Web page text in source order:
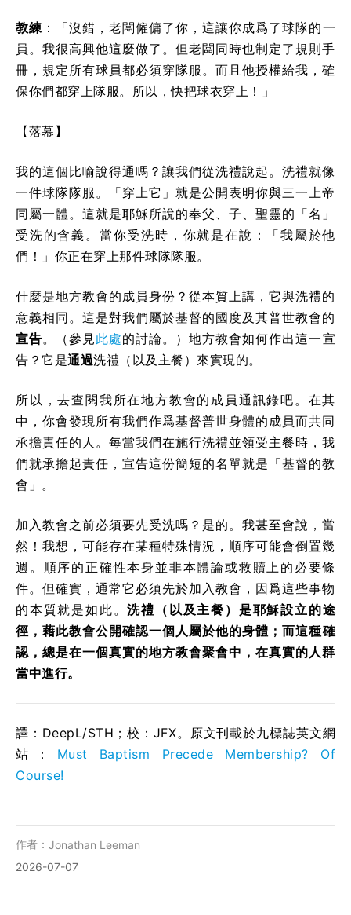
教練 ：「沒錯，老闆僱傭了你，這讓你成爲了球隊的一
員。我很高興他這麼做了。但老闆同時也制定了規則手
冊，規定所有球員都必須穿隊服。而且他授權給我，確
保你們都穿上隊服。所以，快把球衣穿上！」
【落幕】
我的這個比喻說得通嗎？讓我們從洗禮說起。洗禮就像
一件球隊隊服。「穿上它」就是公開表明你與三一上帝
同屬一體。這就是耶穌所說的奉父、子、聖靈的「名」
受洗的含義。當你受洗時，你就是在說：「我屬於他
們！」你正在穿上那件球隊隊服。
什麼是地方教會的成員身份？從本質上講，它與洗禮的
意義相同。這是對我們屬於基督的國度及其普世教會的
宣告。（參見此處的討論。）地方教會如何作出這一宣
告？它是通過洗禮（以及主餐）來實現的。
所以，去查閱我所在地方教會的成員通訊錄吧。在其
中，你會發現所有我們作爲基督普世身體的成員而共同
承擔責任的人。每當我們在施行洗禮並領受主餐時，我
們就承擔起責任，宣告這份簡短的名單就是「基督的教
會」。
加入教會之前必須要先受洗嗎？是的。我甚至會說，當
然！我想，可能存在某種特殊情況，順序可能會倒置幾
週。順序的正確性本身並非本體論或救贖上的必要條
件。但確實，通常它必須先於加入教會，因爲這些事物
的本質就是如此。洗禮（以及主餐）是耶穌設立的途
徑，藉此教會公開確認一個人屬於他的身體；而這種確
認，總是在一個真實的地方教會聚會中，在真實的人群
當中進行。
譯：DeepL/STH；校： JFX。原文刊載於九標誌英文網
站： Must Baptism Precede Membership? Of
Course!
作者： Jonathan Leeman
2026-07-07